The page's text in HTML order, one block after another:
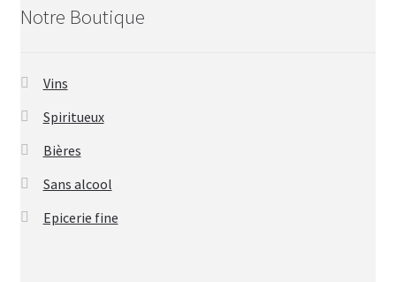
Notre Boutique
Vins
Spiritueux
Bières
Sans alcool
Epicerie fine